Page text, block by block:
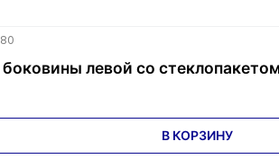
левой со
В КОРЗИНУ